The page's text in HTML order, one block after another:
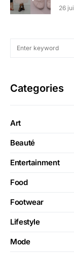
26
Categories
Art
Beauté
Entertainment
Food
Footwear
Lifestyle
Mode